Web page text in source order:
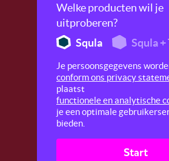
Welke producten wil je
uitproberen?
Squla
Squla
Je persoonsgegevens
conform ons privacy
plaatst
functionele en analytische
je een optimale
bieden.
Start